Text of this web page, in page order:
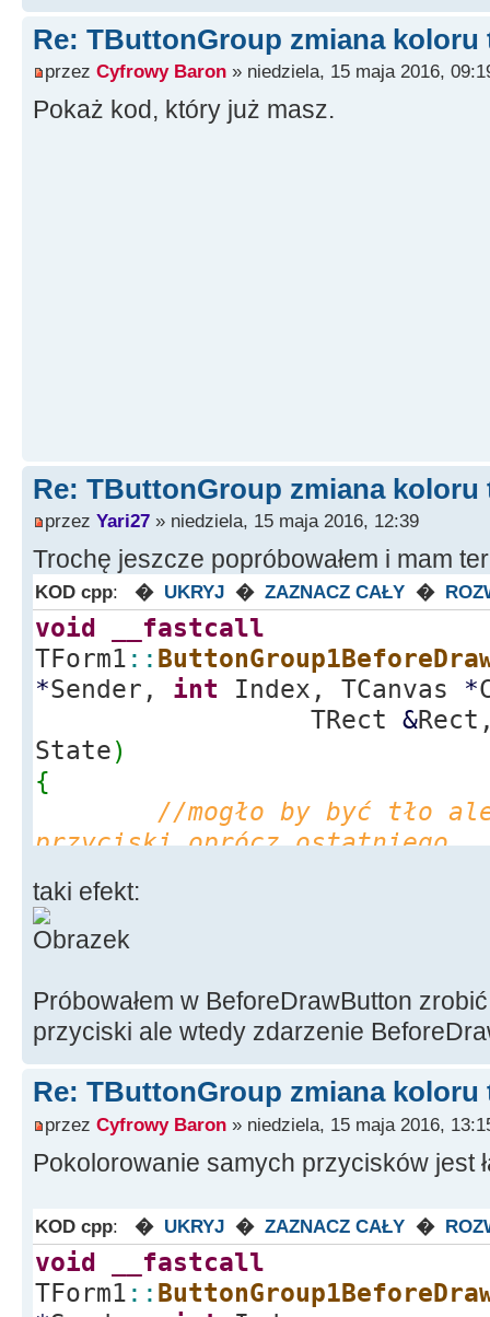
Re: TButtonGroup zmiana koloru
przez Cyfrowy Baron » niedziela, 15 maja 2016,
Pokaż kod, który już masz.
Re: TButtonGroup zmiana koloru
przez Yari27 » niedziela, 15 maja 2016, 12:39
Trochę jeszcze popróbowałem i mam
KOD cpp: � UKRYJ � ZAZNACZ CAŁY �
void
__fastcall
TForm1 ::
*Sender, int Index, TCanvas *
TRect &
State)
{
//mogło by być tło
przyciski oprócz ostatniego
TRect R
Canvas
//if (State ==
Canvas ->Brush- >Color
przyciskami
//
>Width,40);//jest tylko jeden
na nim tekst ostatniego
Canvas- >FillRect(Rect
taki efekt:
Próbowałem w BeforeDrawButton
przyciski ale wtedy zdarzenie
Re: TButtonGroup zmiana koloru
przez Cyfrowy Baron » niedziela, 15 maja 2016,
Pokolorowanie samych przycisków jest
KOD cpp: � UKRYJ � ZAZNACZ CAŁY �
void
__fastcall
TForm1 ::